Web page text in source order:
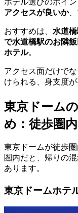
ホテル選びのポイン
アクセスが良いか、
おすすめは、 水道
で水道橋駅のお隣
ホテル。
アクセス面だけで
けられる、身支度
東京ドーム
め：徒歩圏
東京ドームが徒歩
圏内だと、帰りの
あります。
東京ドームホテ